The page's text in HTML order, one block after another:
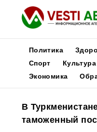
Новости
Медиа
Афиша
Политика
Спорт
Культура
Экономика
В
таможенный